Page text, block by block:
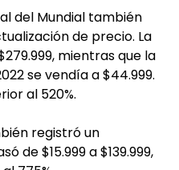
del Mundial también
de precio. La
mientras que la
se vendía a $44.999.
al 520%.
registró un
de $15.999 a $139.999,